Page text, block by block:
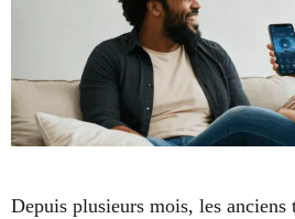
Depuis plusieurs mois, les anciens